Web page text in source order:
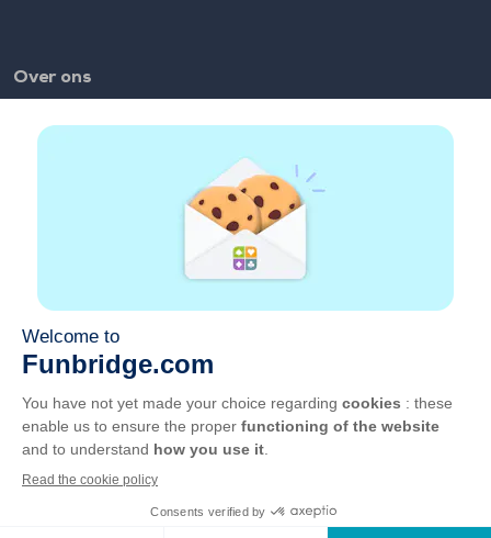
Over ons
Vacatures
GCU
Privacy
Cookies beheren
Nederlands